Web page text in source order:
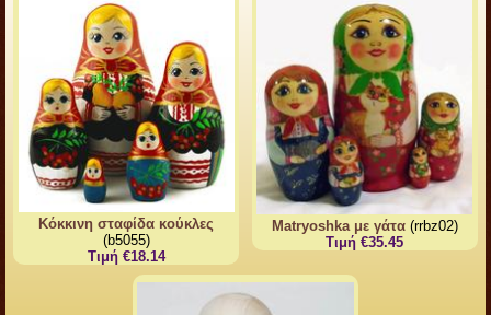
Κόκκινη σταφίδα κούκλες
(b5055)
Τιμή €18.14
Matryoshka με γάτα(rrbz02)
Τιμή €35.45